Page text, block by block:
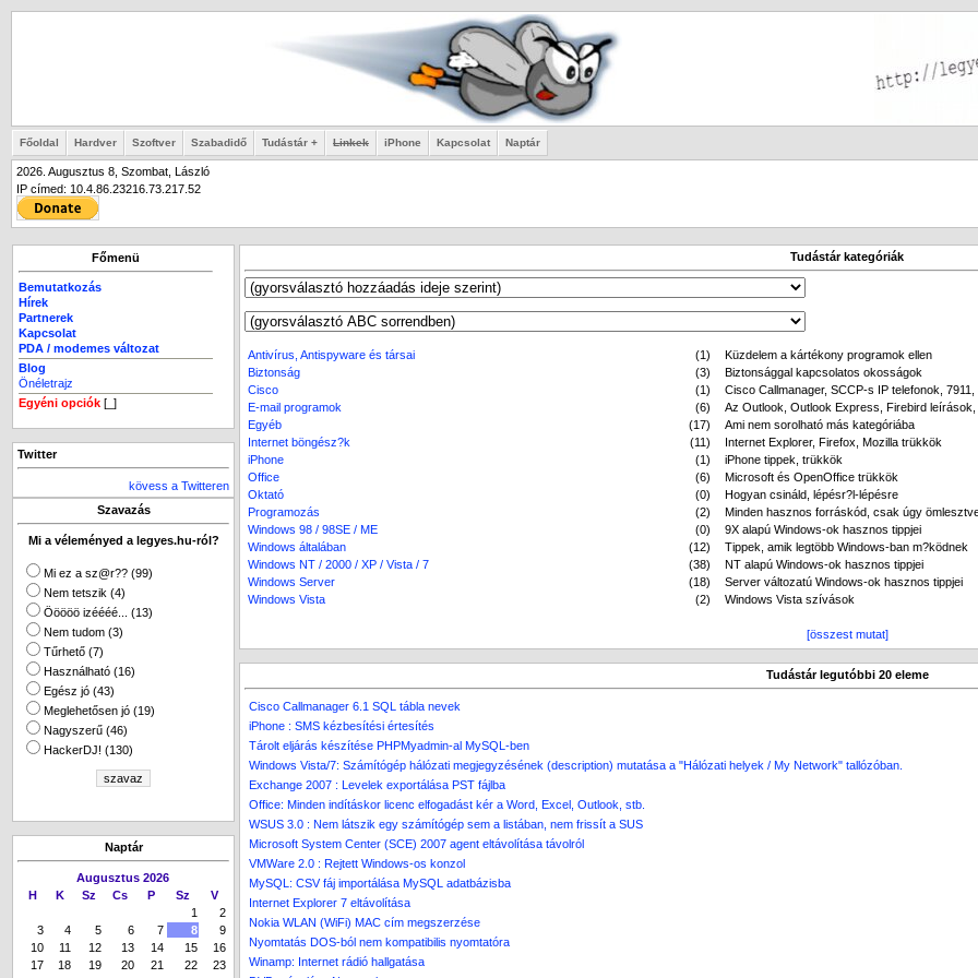
Főoldal Hardver Szoftver Szabadidő Tudástár + Linkek iPhone Kapcsolat Naptár
2026. Augusztus 8, Szombat, László
IP címed: 10.4.86.23216.73.217.52
Főmenü
Bemutatkozás
Hírek
Partnerek
Kapcsolat
PDA / modemes változat
Blog
Önéletrajz
Egyéni opciók [_]
Twitter
kövess a Twitteren
Szavazás
Mi a véleményed a legyes.hu-ról?
Mi ez a sz@r?? (99)
Nem tetszik (4)
Ööööö izéééé... (13)
Nem tudom (3)
Tűrhető (7)
Használható (16)
Egész jó (43)
Meglehetősen jó (19)
Nagyszerű (46)
HackerDJ! (130)
Naptár
Augusztus 2026
H
K Sz Cs P Sz
V
1
2
3
4 5 6 7 8
9
10
11 12 13 14 15
16
17
18 19 20 21 22
23
Tudástár kategóriák
Antivírus, Antispyware és társai (1)
Küzdelem a kártékony programok ellen
Biztonság
(3)
Biztonsággal kapcsolatos okosságok
Cisco
(1)
Cisco Callmanager, SCCP-s IP telefonok, 7911,
E-mail programok
(6)
Az Outlook, Outlook Express, Firebird leírások,
Egyéb
(17)
Ami nem sorolható más kategóriába
Internet böngész?k
(11)
Internet Explorer, Firefox, Mozilla trükkök
iPhone
(1)
iPhone tippek, trükkök
Office
(6)
Microsoft és OpenOffice trükkök
Oktató
(0)
Hogyan csináld, lépésr?l-lépésre
Programozás
(2)
Minden hasznos forráskód, csak úgy
Windows 98 / 98SE / ME
(0)
9X alapú Windows-ok hasznos tippjei
Windows általában
(12)
Tippek, amik legtöbb Windows-ban m?ködnek
Windows NT / 2000 / XP / Vista / 7
(38)
NT alapú Windows-ok hasznos tippjei
Windows Server
(18)
Server változatú Windows-ok hasznos tippjei
Windows Vista
(2) Windows Vista szívások
[összest mutat]
Tudástár legutóbbi 20 eleme
Cisco Callmanager 6.1 SQL tábla nevek
iPhone : SMS kézbesítési értesítés
Tárolt eljárás készítése PHPMyadmin-al MySQL-ben
Windows Vista/7: Számítógép hálózati megjegyzésének (description) mutatása a "Hálózati helyek / My Network" tallózóban.
Exchange 2007 : Levelek exportálása PST fájlba
Office: Minden indításkor licenc elfogadást kér a Word, Excel, Outlook, stb.
WSUS 3.0 : Nem látszik egy számítógép sem a listában, nem frissít a SUS
Microsoft System Center (SCE) 2007 agent eltávolítása távolról
VMWare 2.0 : Rejtett Windows-os konzol
MySQL: CSV fáj importálása MySQL adatbázisba
Internet Explorer 7 eltávolítása
Nokia WLAN (WiFi) MAC cím megszerzése
Nyomtatás DOS-ból nem kompatibilis nyomtatóra
Winamp: Internet rádió hallgatása